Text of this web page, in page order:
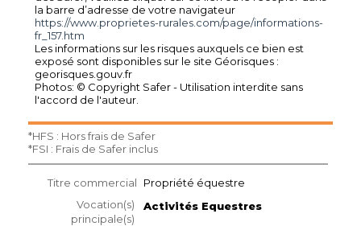
la barre d’adresse de votre navigateur
https://www.proprietes-rurales.com/page/informations-
fr_157.htm
Les informations sur les risques auxquels ce bien est
exposé sont disponibles sur le site Géorisques :
georisques.gouv.fr
Photos: © Copyright Safer - Utilisation interdite sans
l'accord de l'auteur.
*HFS : Hors frais de Safer
*FSI : Frais de Safer inclus
Titre commercial
Propriété équestre
Vocation(s)
principale(s)
Activités Equestres